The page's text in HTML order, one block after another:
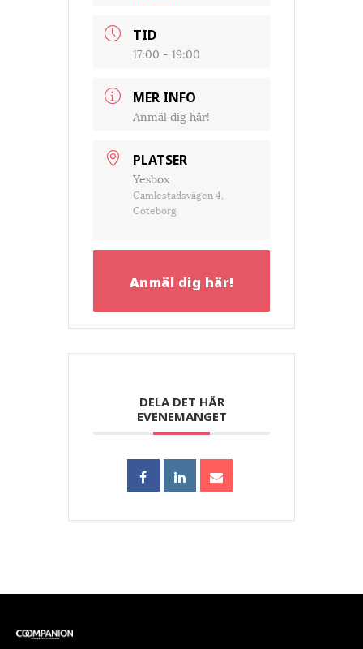
TID
17:00 - 19:00
MER INFO
Anmäl dig här!
PLATSER
Yesbox
Gamlestadsvägen 4,
Göteborg
Anmäl dig här!
DELA DET HÄR
EVENEMANGET